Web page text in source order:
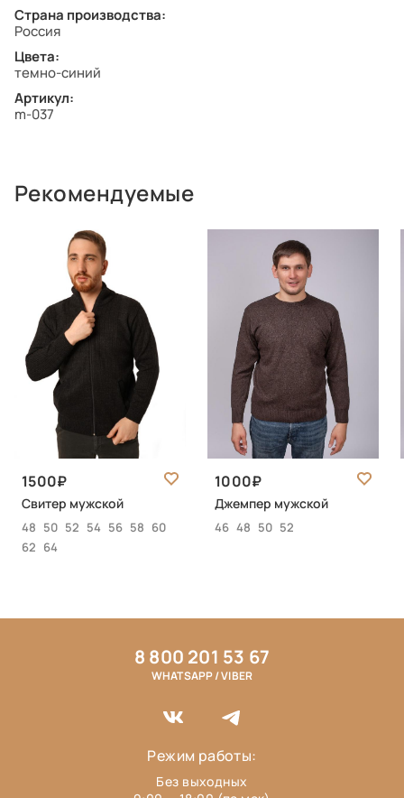
Страна производства:
Россия
Цвета:
темно-синий
Артикул:
m-037
Рекомендуемые
1500
Свитер мужской
48 50 52 54 56 58 60
62 64
1000
Джемпер мужской
46 48 50 52
8 800 201 53 67
WHATSAPP / VIBER
Режим работы:
Без выходных